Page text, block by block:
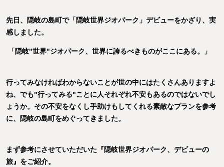
先日、隠岐の島町で「隠岐世界ジオパーク」デビューをかざり、実
感しました。
「隠岐"世界"ジオパーク、世界に誇るべきものがここにある。」
行ってみなければわからないことが世の中にはたくさんありますよ
ね、でも"行ってみる"ことに人それぞれ不安もあるのではないでし
ょうか。その不安をなくし手助けもしてくれる素敵なプランを参考
に、隠岐の島町をめぐってきました。
まず参考にさせていただいた『隠岐世界ジオパーク、デビューの
旅』をご紹介。